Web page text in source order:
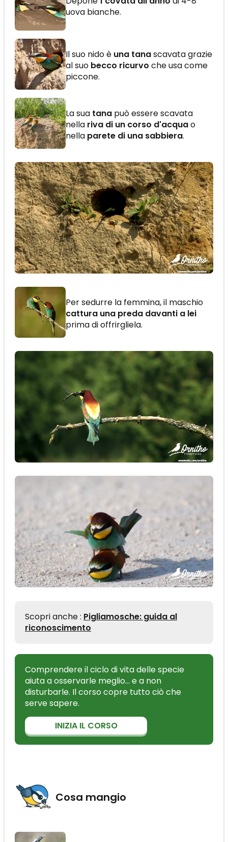
uova bianche.
Il suo nido è una tanascavata grazie
al suo becco ricurvo che usa come
piccone.
La sua tana può essere scavata
nella riva di un corso d'acquao
nella parete di una sabbiera.
Per sedurre la femmina, il maschio
cattura una preda davanti a lei
prima di offrirgliela.
Scopri anche : Pigliamosche: guida al
riconoscimento
Comprendere il ciclo di vita delle specie
aiuta a osservarle meglio… e a non
disturbarle. Il corso copre tutto ciò che
serve sapere.
INIZIA IL CORSO
Cosa mangio